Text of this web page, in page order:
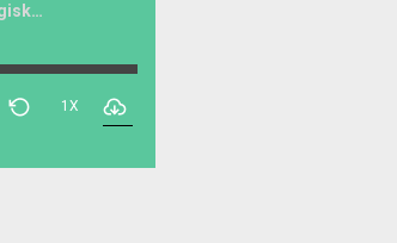
Eld och rörelse #191: Gorkas clownstegiska kontraterror
1X